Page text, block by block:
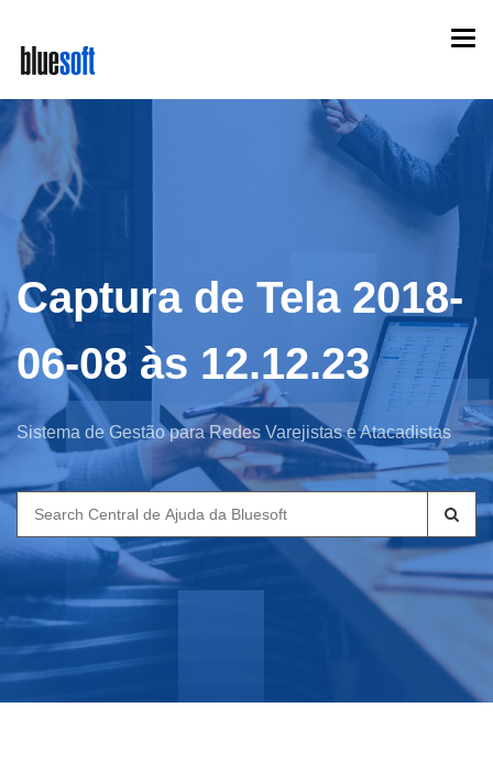
main
content
Captura de Tela 2018-
06-08 às 12.12.23
Sistema de Gestão para Redes Varejistas e Atacadistas
Search
for: